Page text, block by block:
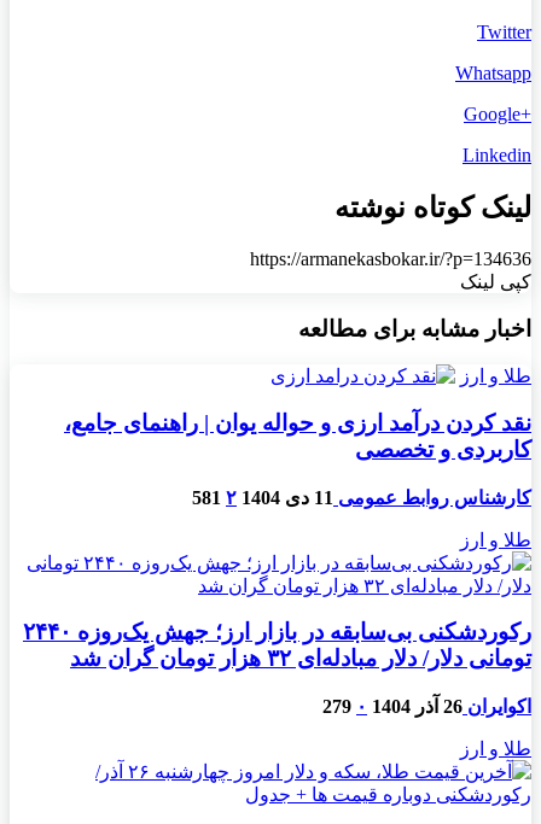
Twitter
Whatsapp
+Google
Linkedin
لینک کوتاه نوشته
https://armanekasbokar.ir/?p=134636
کپی لینک
اخبار مشابه برای مطالعه
طلا و ارز
نقد کردن درآمد ارزی و حواله یوان | راهنمای جامع،
کاربردی و تخصصی
کارشناس روابط عمومی 11 دی 1404 ۲ 581
طلا و ارز
رکوردشکنی بی‌سابقه در بازار ارز؛ جهش یک‌روزه ۲۴۴۰
تومانی دلار/ دلار مبادله‌ای ۳۲ هزار تومان گران شد
اکوایران 26 آذر 1404 ۰ 279
طلا و ارز